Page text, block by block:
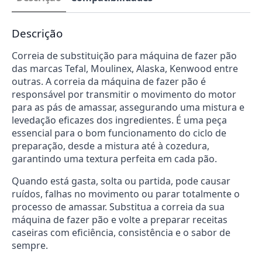
Descrição
Correia de substituição para máquina de fazer pão
das marcas Tefal, Moulinex, Alaska, Kenwood entre
outras. A correia da máquina de fazer pão é
responsável por transmitir o movimento do motor
para as pás de amassar, assegurando uma mistura e
levedação eficazes dos ingredientes. É uma peça
essencial para o bom funcionamento do ciclo de
preparação, desde a mistura até à cozedura,
garantindo uma textura perfeita em cada pão.
Quando está gasta, solta ou partida, pode causar
ruídos, falhas no movimento ou parar totalmente o
processo de amassar. Substitua a correia da sua
máquina de fazer pão e volte a preparar receitas
caseiras com eficiência, consistência e o sabor de
sempre.